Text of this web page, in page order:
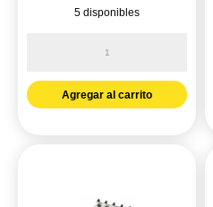
5 disponibles
INDUSTRIALAgregar al carrito